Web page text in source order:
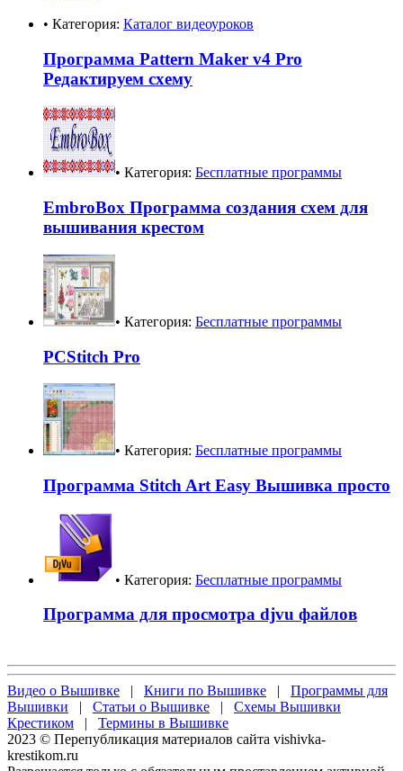
• Категория: Каталог видеоуроков
Программа Pattern Maker v4 Pro
Редактируем схему
• Категория: Бесплатные программы
EmbroBox Программа создания схем для
вышивания крестом
• Категория: Бесплатные программы
PCStitch Pro
• Категория: Бесплатные программы
Программа Stitch Art Easy Вышивка просто
• Категория: Бесплатные программы
Программа для просмотра djvu файлов
Видео о Вышивке | Книги по Вышивке | Программы для
Вышивки | Статьи о Вышивке | Схемы Вышивки
Крестиком | Термины в Вышивке
2023 © Перепубликация материалов сайта vishivka-
krestikom.ru